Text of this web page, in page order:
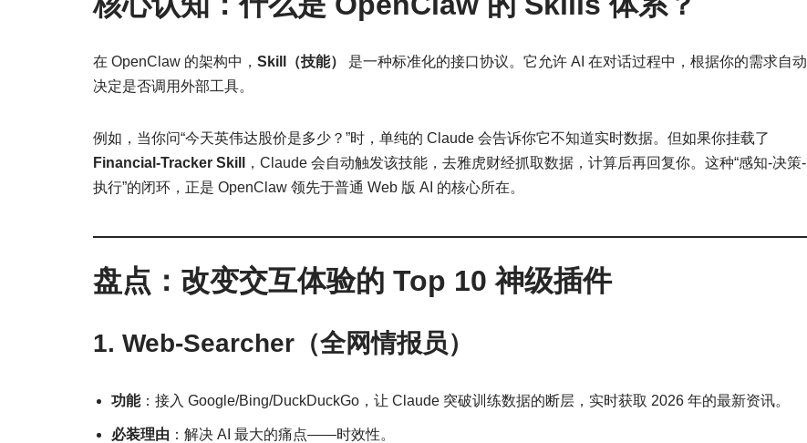
在 OpenClaw 的架构中， Skill（技能）
是一种标准化的接口协议。它允许 AI 在对话过程中，根据你的需求自动
决定是否调用外部工具。
例如，当你问“今天英伟达股价是多少？”时，单纯的 Claude 会告诉你它不知道实时数据。但如果你挂载了
Financial-Tracker Skill
，Claude 会自动触发该技能，去雅虎财经抓取数据，计算后再回复你。这种“感知-决策-
执行”的闭环，正是 OpenClaw 领先于普通 Web 版 AI 的核心所在。
盘点：改变交互体验的 Top 10 神级插件
1. Web-Searcher（全网情报员）
功能：接入 Google/Bing/DuckDuckGo，让 Claude 突破训练数据的断层，实时获取 2026 年的最新资讯。
必装理由 ：解决 AI 最大的痛点——时效性。